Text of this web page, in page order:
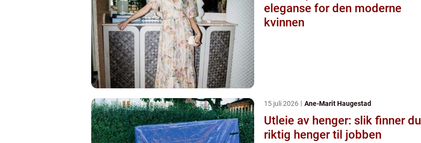
eleganse for den moderne
kvinnen
15 juli 2026 Ane-Marit Haugestad
Utleie av henger: slik finner du
riktig henger til jobben